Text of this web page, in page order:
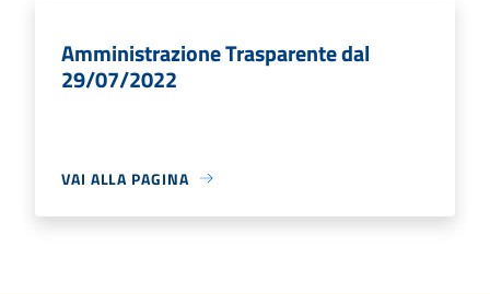
Amministrazione Trasparente dal
29/07/2022
VAI ALLA PAGINA